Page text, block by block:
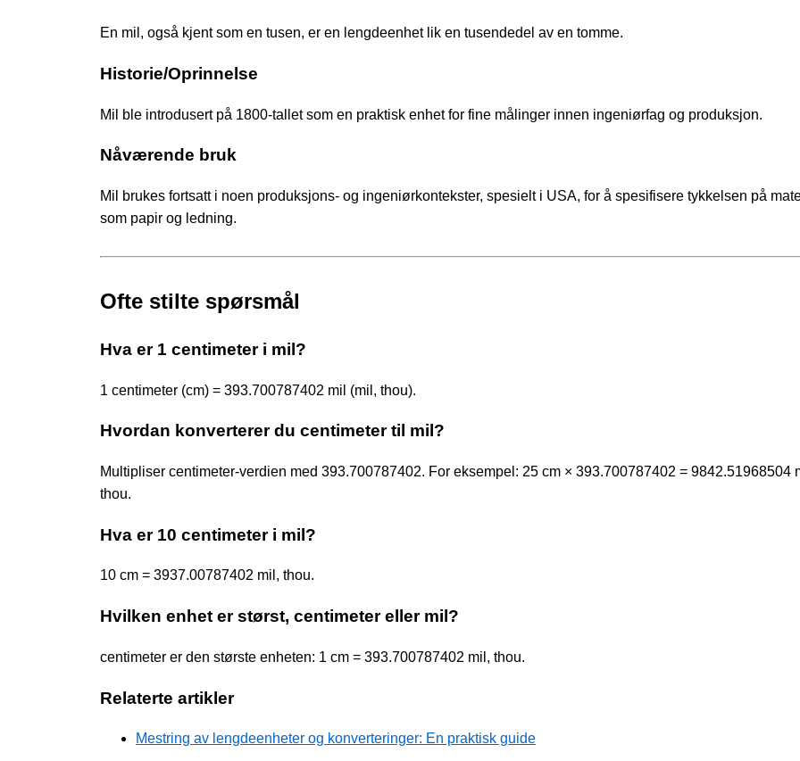
En mil, også kjent som en tusen, er en lengdeenhet lik en tusendedel av en tomme.
Historie/Oprinnelse
Mil ble introdusert på 1800-tallet som en praktisk enhet for fine målinger innen ingeniørfag og produksjon.
Nåværende bruk
Mil brukes fortsatt i noen produksjons- og ingeniørkontekster, spesielt i USA, for å spesifisere tykkelsen på
som papir og ledning.
Ofte stilte spørsmål
Hva er 1 centimeter i mil?
1 centimeter (cm) = 393.700787402 mil (mil, thou).
Hvordan konverterer du centimeter til mil?
Multipliser centimeter-verdien med 393.700787402. For eksempel: 25 cm × 393.700787402 = 9842.51968504
thou.
Hva er 10 centimeter i mil?
10 cm = 3937.00787402 mil, thou.
Hvilken enhet er størst, centimeter eller mil?
centimeter er den største enheten: 1 cm = 393.700787402 mil, thou.
Relaterte artikler
Mestring av lengdeenheter og konverteringer: En praktisk guide